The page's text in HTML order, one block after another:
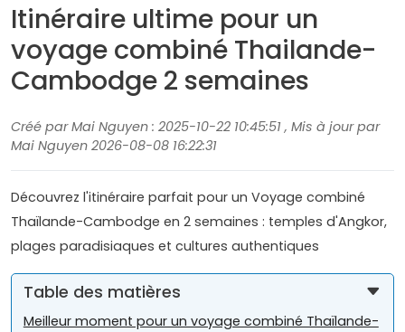
Itinéraire ultime pour un
voyage combiné Thailande-
Cambodge 2 semaines
Créé par Mai Nguyen : 2025-10-22 10:45:51 , Mis à jour par
Mai Nguyen 2026-08-08 16:22:31
Découvrez l'itinéraire parfait pour un Voyage combiné
Thaïlande-Cambodge en 2 semaines : temples d'Angkor,
plages paradisiaques et cultures authentiques
Table des matières
Meilleur moment pour un voyage combiné Thaïlande-